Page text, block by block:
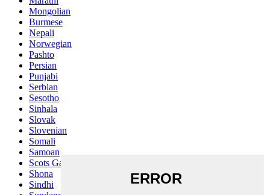
Mongolian
Burmese
Nepali
Norwegian
Pashto
Persian
Punjabi
Serbian
Sesotho
Sinhala
Slovak
Slovenian
Somali
Samoan
Scots Gaelic
Shona
Sindhi